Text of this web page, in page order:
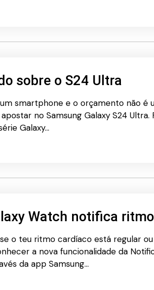
sobre o S24 Ultra
smartphone e o orçamento não é
no Samsung Galaxy S24
Galaxy…
Watch notifica
o teu ritmo cardíaco está regular ou
a nova funcionalidade da
da app Samsung…